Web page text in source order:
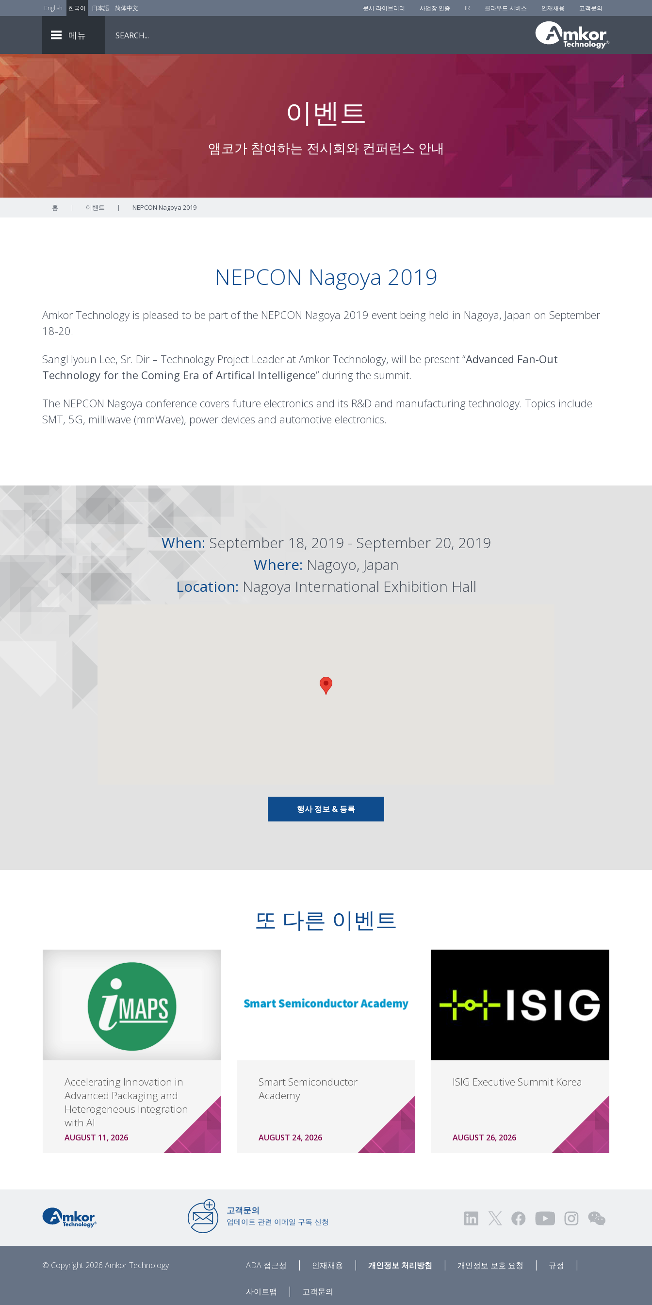
English 한국어 日本語 简体中文 문서 라이브러리 사업장 인증 IR 클라우드 서비스 인재채용 고객문의
메뉴
이벤트
앰코가 참여하는 전시회와 컨퍼런스 안내
홈 | 이벤트 | NEPCON Nagoya 2019
NEPCON Nagoya 2019
Amkor Technology is pleased to be part of the NEPCON Nagoya 2019 event being held in Nagoya, Japan on September
18-20.
SangHyoun Lee, Sr. Dir – Technology Project Leader at Amkor Technology, will be present “Advanced Fan-Out
Technology for the Coming Era of Artifical Intelligence” during the summit.
The NEPCON Nagoya conference covers future electronics and its R&D and manufacturing technology. Topics include
SMT, 5G, milliwave (mmWave), power devices and automotive electronics.
When:September 18, 2019 - September 20, 2019
Where: Nagoyo, Japan
Location: Nagoya International Exhibition Hall
행사 정보 & 등록
또 다른 이벤트
Accelerating Innovation in
Advanced Packaging and
Heterogeneous Integration
with AI
AUGUST 11, 2026
Smart Semiconductor
Academy
AUGUST 24, 2026
ISIG Executive Summit Korea
AUGUST 26, 2026
고객문의
업데이트 관련 이메일 구독 신청
© Copyright 2026 Amkor Technology ADA 접근성 | 인재채용 | 개인정보 처리방침 | 개인정보 보호 요청 | 규정 |
사이트맵 | 고객문의